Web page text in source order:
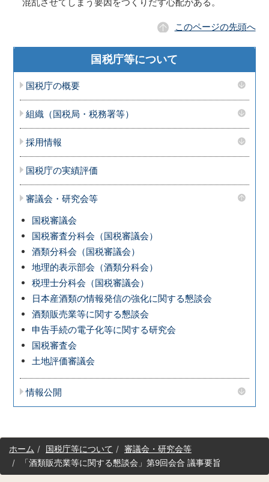
このページの先頭へ
国税庁等について
国税庁の概要
組織（国税局・税務署等）
採用情報
国税庁の実績評価
審議会・研究会等
国税審議会
国税審査分科会（国税審議会）
酒類分科会（国税審議会）
地理的表示部会（酒類分科会）
税理士分科会（国税審議会）
日本産酒類の情報発信の強化に関する懇談会
酒類販売業等に関する懇談会
申告手続の電子化等に関する研究会
国税審査会
土地評価審議会
情報公開
サ
イホーム 国税庁等について
審議会・研究会等
「酒類販売業等に関する懇談会」第9回会合 議事要旨